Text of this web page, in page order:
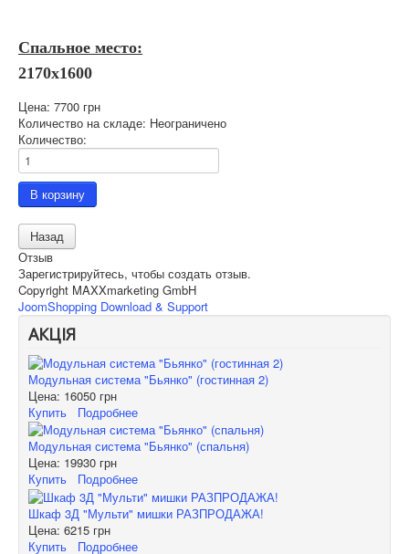
Спальное место:
2170х1600
Цена: 7700 грн
Количество на складе: Неограничено
Количество:
Отзыв
Зарегистрируйтесь, чтобы создать отзыв.
Copyright MAXXmarketing GmbH
JoomShopping Download & Support
АКЦІЯ
Модульная система "Бьянко" (гостинная 2)
Цена: 16050 грн
Купить
Подробнее
Модульная система "Бьянко" (спальня)
Цена: 19930 грн
Купить
Подробнее
Шкаф 3Д "Мульти" мишки РАЗПРОДАЖА!
Цена: 6215 грн
Купить
Подробнее